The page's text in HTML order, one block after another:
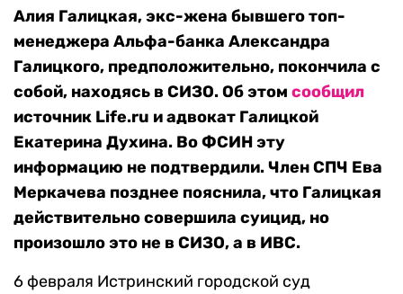
Алия Галицкая, экс-жена бывшего топ-
менеджера Альфа-банка Александра
Галицкого, предположительно, покончила с
собой, находясь в СИЗО. Об этом сообщил
источник Life.ru и адвокат Галицкой
Екатерина Духина. Во ФСИН эту
информацию не подтвердили. Член СПЧ Ева
Меркачева позднее пояснила, что Галицкая
действительно совершила суицид, но
произошло это не в СИЗО, а в ИВС.
6 февраля Истринский городской суд